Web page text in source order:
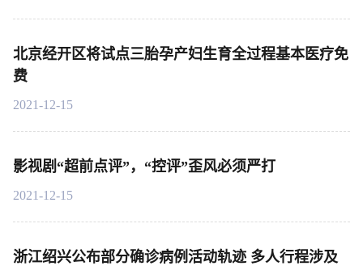
北京经开区将试点三胎孕产妇生育全过程基本医疗免
费
2021-12-15
影视剧“超前点评”，“控评”歪风必须严打
2021-12-15
浙江绍兴公布部分确诊病例活动轨迹 多人行程涉及